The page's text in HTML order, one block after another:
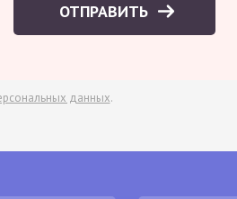
ОТПРАВИТЬ
данных.